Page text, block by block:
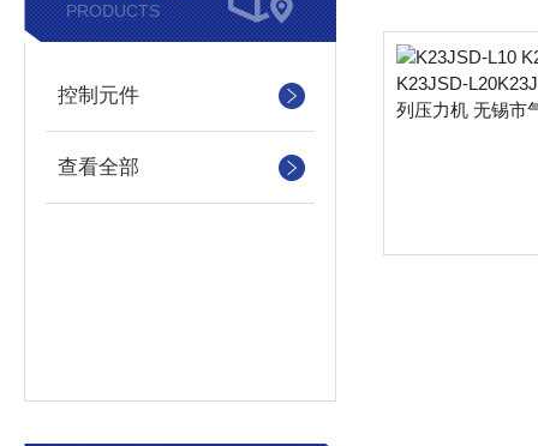
PRODUCTS
控制元件
查看全部